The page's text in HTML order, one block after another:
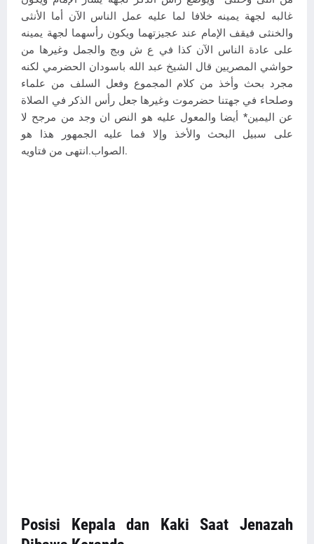
غالبه لجهة يمينه خلافا لما عليه عمل الناس الآن أما الأنثى
والخنثى فيقف الإمام عند عجيزتهما ويكون رأسهما لجهة يمينه
على عادة الناس الآن كذا في ع ش وبج والجمل وغيرها من
حواشي المصريين قال الشيخ عبد الله باسودان الحضرمي لكنه
مجرد بحث وأخذ من كلام المجموع وفعل السلف من علماء
وصلحاء في جهتنا حضرموت وغيرها جعل رأس الذكر في الصلاة
عن اليمين* أيضا والمعول عليه هو النص ان وجد من مرجح لا
على سبيل البحث والأخذ وإلا فما عليه الجمهور هذا هو
الصواب.انتهى من فتاويه.
Posisi Kepala dan Kaki Saat Jenazah